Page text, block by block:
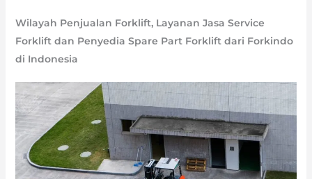
Wilayah Penjualan Forklift, Layanan Jasa Service
Forklift dan Penyedia Spare Part Forklift dari Forkindo
di Indonesia